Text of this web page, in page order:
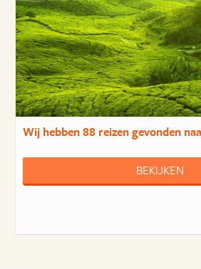
Wij hebben88 reizengevonden
BEKIJKEN